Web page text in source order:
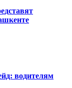
водителям